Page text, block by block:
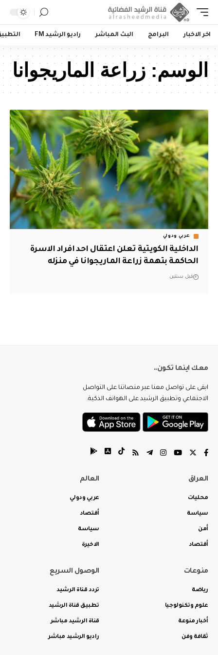
اخر الاخبار البرامج البث المباشر راديو الرشيد FM
الوسم:زراعة الماريجوانا
عربي ودولي
الداخلية الكويتية تعلن اعتقال احد افراد الاسرة
الحاكمة بتهمة زراعة الماريجوانا في منزله
قبل سنتين
معك اينما تكون..
ابقى على تواصل معنا عبر منصاتنا على التواصل
الاجتماعي وتطبيق الرشيد على الهواتف الذكية.
العراق
محليات
سياسة
أمن
أقتصاد
العالم
عربي ودولي
أقتصاد
سياسة
الاخيرة
منوعات
رياضة
علوم وتكنولوجيا
أخبار منوعة
ثقافة وفن
الوصول السريع
تردد قناة الرشيد
تطبيق قناة الرشيد
قناة الرشيد مباشر
راديو الرشيد مباشر